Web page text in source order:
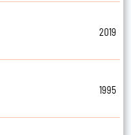
2019
1995